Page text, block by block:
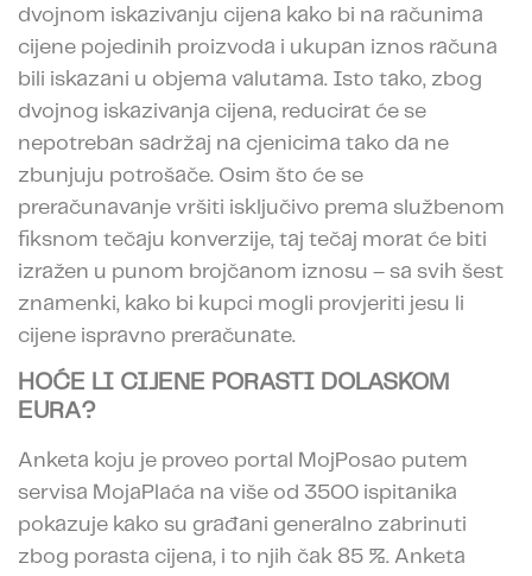
dvojnom iskazivanju cijena kako bi na računima
cijene pojedinih proizvoda i ukupan iznos računa
bili iskazani u objema valutama. Isto tako, zbog
dvojnog iskazivanja cijena, reducirat će se
nepotreban sadržaj na cjenicima tako da ne
zbunjuju potrošače. Osim što će se
preračunavanje vršiti isključivo prema službenom
fiksnom tečaju konverzije, taj tečaj morat će biti
izražen u punom brojčanom iznosu – sa svih šest
znamenki, kako bi kupci mogli provjeriti jesu li
cijene ispravno preračunate.
HOĆE LI CIJENE PORASTI DOLASKOM
EURA?
Anketa koju je proveo portal MojPosao putem
servisa MojaPlaća na više od 3500 ispitanika
pokazuje kako su građani generalno zabrinuti
zbog porasta cijena, i to njih čak 85 %. Anketa